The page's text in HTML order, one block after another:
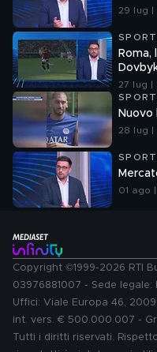
29 lug |
Roma,
27 lug |
Nuovo
28 lug |
01 ago |
Copyright ©1999-2026 RTI
03976881007 - Sede legale:
Uffici: Viale Europa 46,
int. vers. € 500.000.007 -
Tutti i diritti riservati.